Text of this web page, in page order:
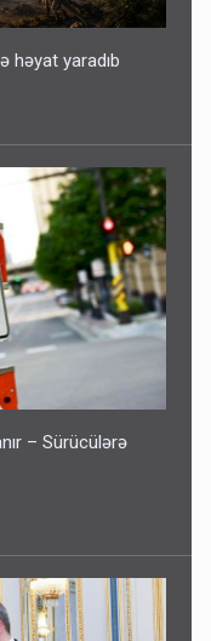
həyat yaradıb
– Sürücülərə